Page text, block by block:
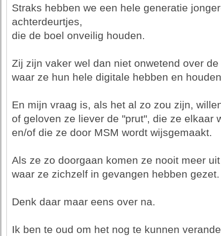
Straks hebben we een hele generatie
achterdeurtjes,
die de boel onveilig houden.
Zij zijn vaker wel dan niet onwetend over
waar ze hun hele digitale hebben en
En mijn vraag is, als het al zo zou zijn,
of geloven ze liever de "prut", die ze elkaar
en/of die ze door MSM wordt wijsgemaakt.
Als ze zo doorgaan komen ze nooit meer
waar ze zichzelf in gevangen hebben gezet.
Denk daar maar eens over na.
Ik ben te oud om het nog te kunnen